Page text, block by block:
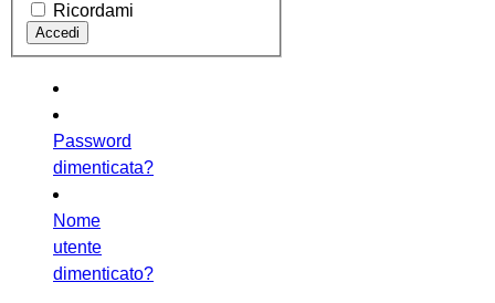
Ricordami
Password
dimenticata?
Nome
utente
dimenticato?